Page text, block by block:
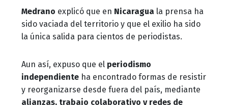
Medrano explicó que en Nicaragua la prensa ha
sido vaciada del territorio y que el exilio ha sido
la única salida para cientos de periodistas.
Aun así, expuso que el periodismo
independiente ha encontrado formas de resistir
y reorganizarse desde fuera del país, mediante
alianzas, trabajo colaborativo y redes de